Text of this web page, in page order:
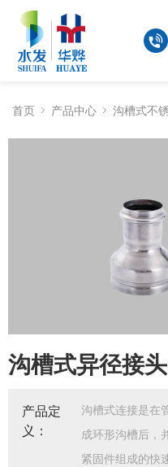
首页 产品中心 沟槽式不
沟槽式异径接头
产品定
义：
沟槽式连接是在
成环形沟槽后，
紧固件组成的快